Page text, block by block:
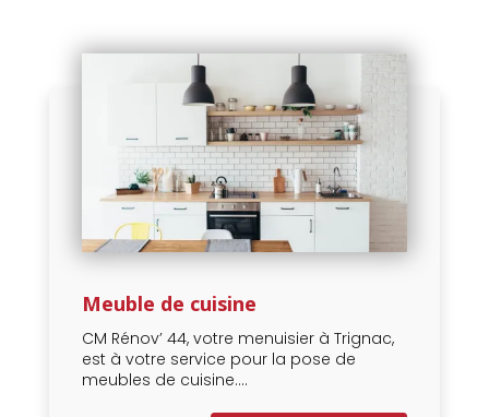
Meuble de cuisine
CM Rénov’ 44, votre menuisier à Trignac,
est à votre service pour la pose de
meubles de cuisine....